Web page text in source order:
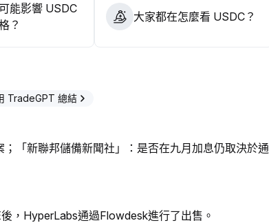
能影響 USDC
？
大家都在怎麼看 USDC？
TradeGPT 總結
「新聯邦儲備新聞社」：是否在九月加息仍取決於通
，HyperLabs通過Flowdesk進行了出售。